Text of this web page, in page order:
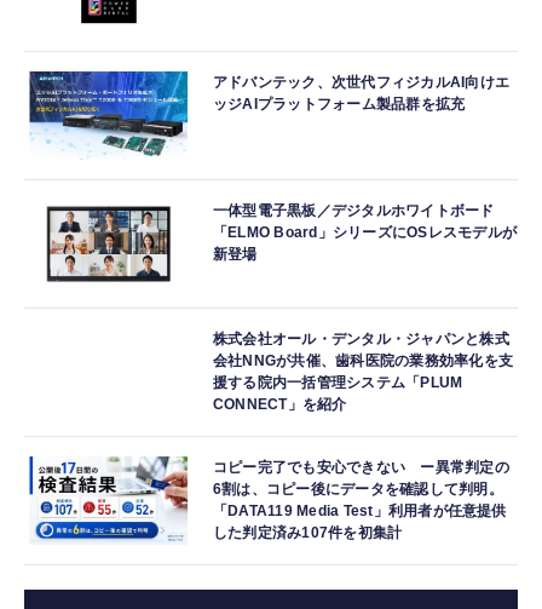
アドバンテック、次世代フィジカルAI向けエ
ッジAIプラットフォーム製品群を拡充
一体型電子黒板／デジタルホワイトボード
「ELMO Board」シリーズにOSレスモデルが
新登場
株式会社オール・デンタル・ジャパンと株式
会社NNGが共催、歯科医院の業務効率化を支
援する院内一括管理システム「PLUM
CONNECT」を紹介
コピー完了でも安心できない ー異常判定の
6割は、コピー後にデータを確認して判明。
「DATA119 Media Test」利用者が任意提供
した判定済み107件を初集計